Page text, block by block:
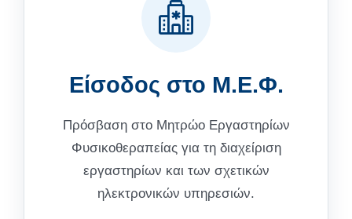
Είσοδος στο Μ.Ε.Φ.
Πρόσβαση στο Μητρώο Εργαστηρίων
Φυσικοθεραπείας για τη διαχείριση
εργαστηρίων και των σχετικών
ηλεκτρονικών υπηρεσιών.